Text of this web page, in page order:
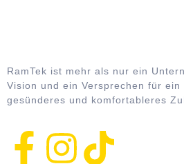
RamTek ist mehr als nur ein
Vision und ein Versprechen für ein
gesünderes und komfortableres